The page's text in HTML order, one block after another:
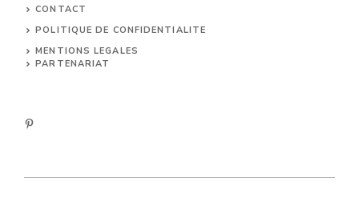
CONTACT
POLITIQUE DE CONFIDENTIALITE
MENTIONS LEGALES
PARTENARIAT